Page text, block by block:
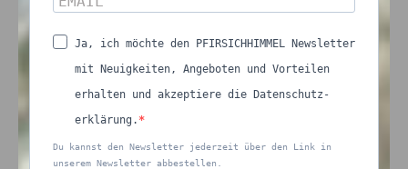
Ja, ich möchte den PFIRSICHHIMMEL Newsletter
mit Neuigkeiten, Angeboten und Vorteilen
erhalten und akzeptiere die Datenschutz-
erklärung.
Du kannst den Newsletter jederzeit über den Link in
unserem Newsletter abbestellen.